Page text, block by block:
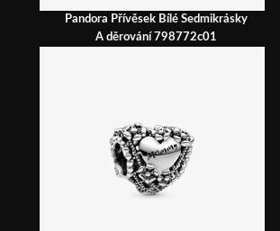
Pandora Přívěsek Bílé Sedmikrásky
A děrování 798772c01